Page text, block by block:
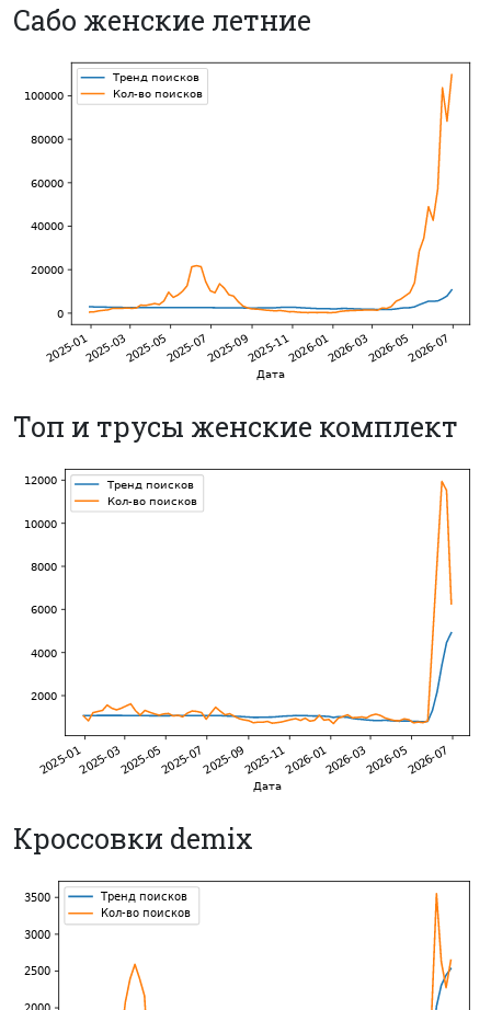
Сабо женские летние
Топ и трусы женские комплект
Кроссовки demix